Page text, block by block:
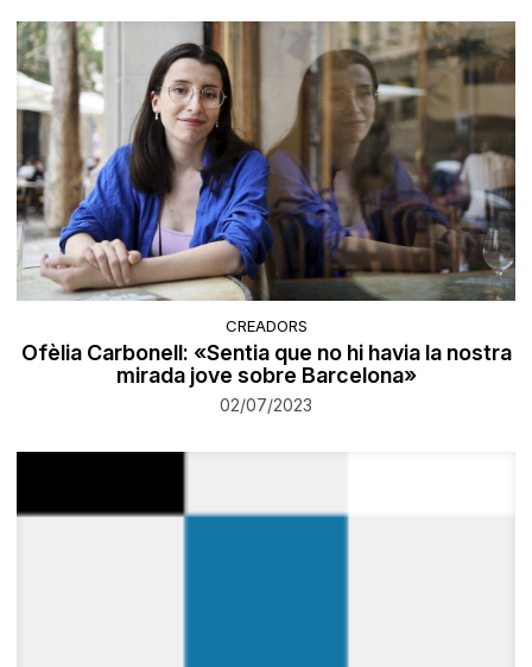
CREADORS
Ofèlia Carbonell: «Sentia que no hi havia la nostra
mirada jove sobre Barcelona»
02/07/2023